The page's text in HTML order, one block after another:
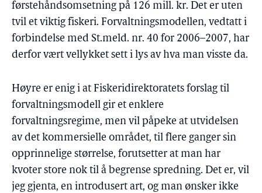
førstehåndsomsetning på 126 mill. kr. Det er uten
tvil et viktig fiskeri. Forvaltningsmodellen, vedtatt i
forbindelse med St.meld. nr. 40 for 2006–2007, har
derfor vært vellykket sett i lys av hva man visste da.
Høyre er enig i at Fiskeridirektoratets forslag til
forvaltningsmodell gir et enklere
forvaltningsregime, men vil påpeke at utvidelsen
av det kommersielle området, til flere ganger sin
opprinnelige størrelse, forutsetter at man har
kvoter store nok til å begrense spredning. Det er, vil
jeg gjenta, en introdusert art, og man ønsker ikke